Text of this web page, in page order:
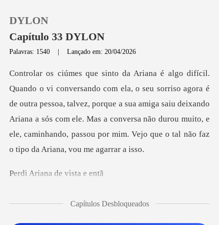
0
Loja
DYLON
Capítulo 33 DYLON
Palavras: 1540 |Lançado em: 20/04/2026
a é
de outra pessoa, talvez, porque a sua amiga saiu deixando
Ariana a sós com ele. Mas a conversa não duro
ana de vi
Capítulos Desbloqueados